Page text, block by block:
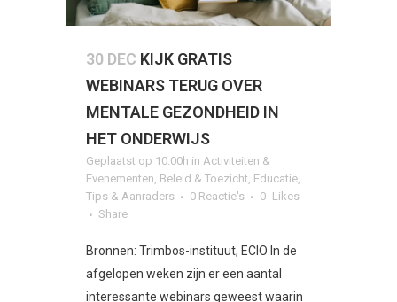
30 DEC KIJK GRATIS
WEBINARS TERUG OVER
MENTALE GEZONDHEID IN
HET ONDERWIJS
Geplaatst op 10:00h in Activiteiten &
Evenementen, Beleid & Toezicht, Educatie,
Tips & Aanraders
0 Reactie's 0 Likes
Share
Bronnen: Trimbos-instituut, ECIO In de
afgelopen weken zijn er een aantal
interessante webinars geweest waarin